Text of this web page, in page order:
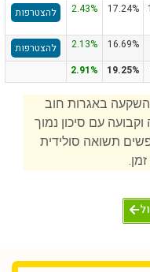
17.24%
2.43% להצטרפות
16.69%
2.13%
להצטרפות
19.25%
2.91%
באגרות חוב
עם סיכון נמוך
תשואה סולידית